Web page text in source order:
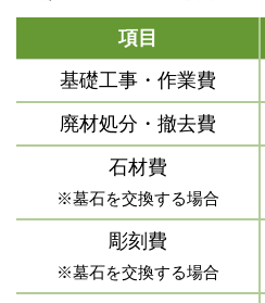
項目
基礎工事・作業費
廃材処分・撤去費
石材費
※墓石を交換する場合
彫刻費
※墓石を交換する場合